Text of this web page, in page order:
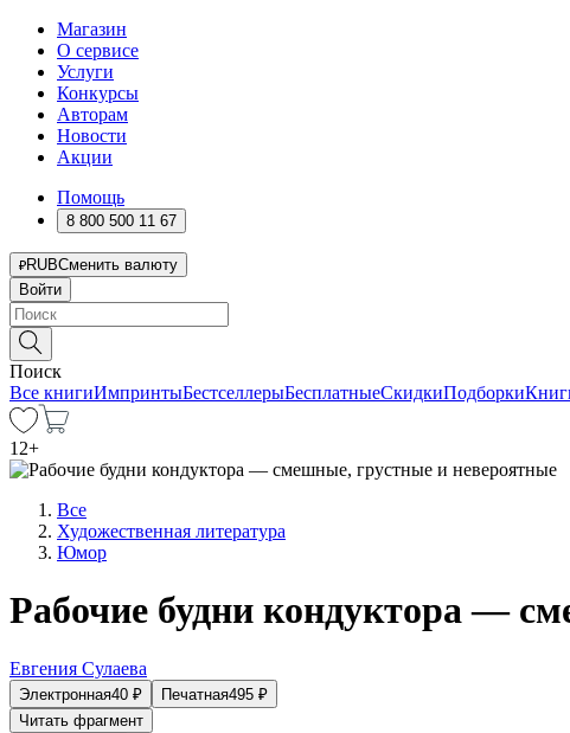
Магазин
О сервисе
Услуги
Конкурсы
Авторам
Новости
Акции
Помощь
8 800 500 11 67
RUBСменить валюту
Войти
Поиск
Все книгиИмпринтыБестселлерыБесплатныеСкидкиПодборки
12+
Все
Художественная литература
Юмор
Рабочие будни кондуктора —
Евгения Сулаева
Электронная40 ₽ Печатная495 ₽
Читать фрагмент